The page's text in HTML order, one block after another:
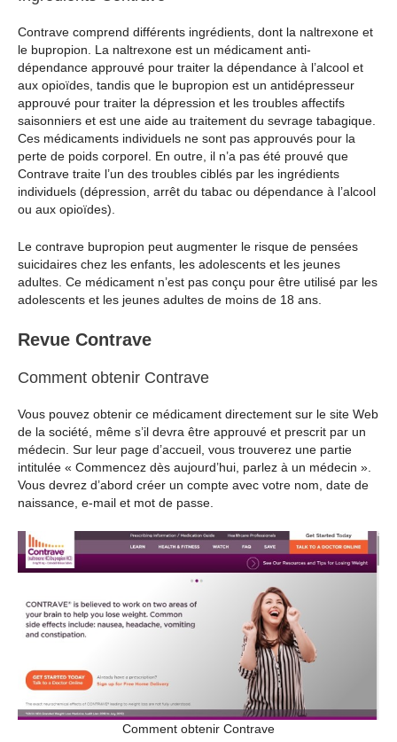
Contrave comprend différents ingrédients, dont la naltrexone et
le bupropion. La naltrexone est un médicament anti-
dépendance approuvé pour traiter la dépendance à l’alcool et
aux opioïdes, tandis que le bupropion est un antidépresseur
approuvé pour traiter la dépression et les troubles affectifs
saisonniers et est une aide au traitement du sevrage tabagique.
Ces médicaments individuels ne sont pas approuvés pour la
perte de poids corporel. En outre, il n’a pas été prouvé que
Contrave traite l’un des troubles ciblés par les ingrédients
individuels (dépression, arrêt du tabac ou dépendance à l’alcool
ou aux opioïdes).
Le contrave bupropion peut augmenter le risque de pensées
suicidaires chez les enfants, les adolescents et les jeunes
adultes. Ce médicament n’est pas conçu pour être utilisé par les
adolescents et les jeunes adultes de moins de 18 ans.
Revue Contrave
Comment obtenir Contrave
Vous pouvez obtenir ce médicament directement sur le site Web
de la société, même s’il devra être approuvé et prescrit par un
médecin. Sur leur page d’accueil, vous trouverez une partie
intitulée « Commencez dès aujourd’hui, parlez à un médecin ».
Vous devrez d’abord créer un compte avec votre nom, date de
naissance, e-mail et mot de passe.
Comment obtenir Contrave